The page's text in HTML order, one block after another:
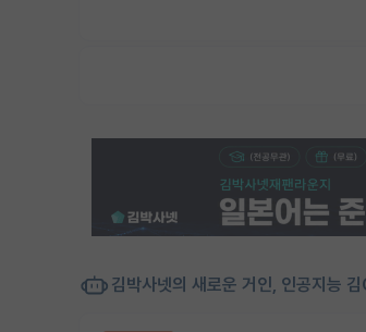
김박사넷의 새로운 거인, 인공지능